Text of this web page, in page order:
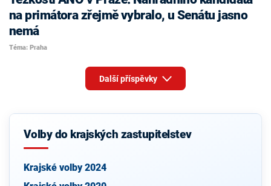
na primátora zřejmě vybralo, u Senátu jasno
nemá
Téma: Praha
Další příspěvky
Volby do krajských zastupitelstev
Krajské volby 2024